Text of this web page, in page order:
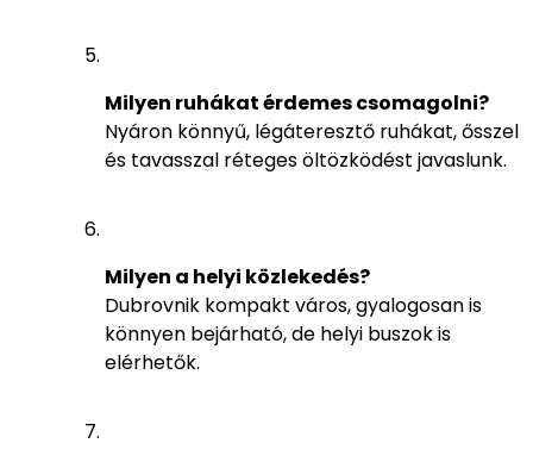
Milyen ruhákat érdemes csomagolni?
Nyáron könnyű, légáteresztő ruhákat, ősszel
és tavasszal réteges öltözködést javaslunk.
Milyen a helyi közlekedés?
Dubrovnik kompakt város, gyalogosan is
könnyen bejárható, de helyi buszok is
elérhetők.